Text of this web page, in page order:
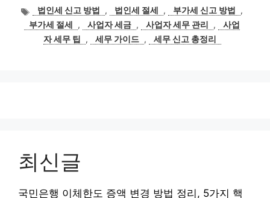
태
그
법인세 신고 방법 , 법인세 절세 , 부가세 신고 방법
,
부가세 절세
, 사업자 세금 , 사업자 세무 관리 ,
사업
자 세무 팁
, 세무 가이드 , 세무 신고 총정리
최신글
국민은행 이체한도 증액 변경 방법 정리, 5가지 핵